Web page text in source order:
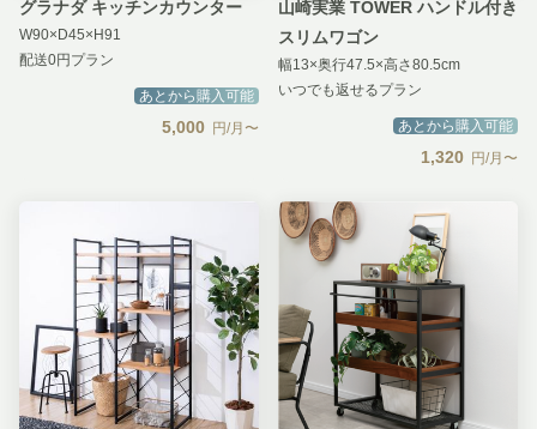
グラナダ キッチンカウンター
W90×D45×H91
配送0円プラン
あとから購入可能
5,000 円/月〜
山崎実業 TOWER ハンドル付き
スリムワゴン
幅13×奥行47.5×高さ80.5cm
いつでも返せるプラン
あとから購入可能
1,320 円/月〜